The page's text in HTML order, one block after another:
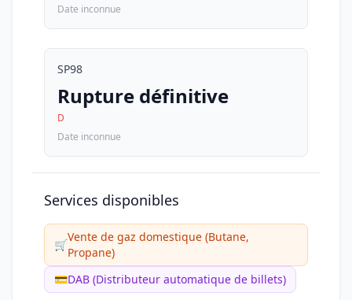
Date inconnue
SP98
Rupture définitive
D
Date inconnue
Services disponibles
🛒
Vente de gaz domestique (Butane,
Propane)
💳DAB (Distributeur automatique de billets)